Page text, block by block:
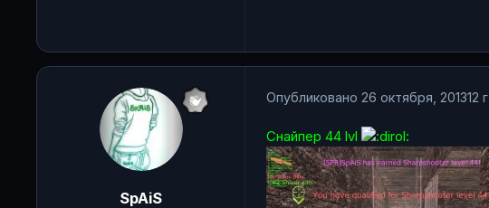
SpAiS
Опубликовано 26 октября, 201312 г
Снайпер 44 lvl